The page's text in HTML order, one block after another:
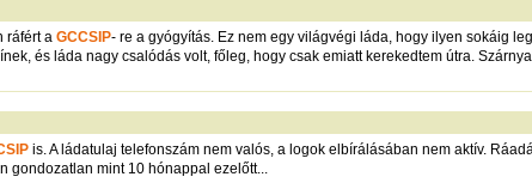
ráfért a GCCSIP- re a gyógyítás. Ez nem egy világvégi láda, hogy ilyen sokáig
és láda nagy csalódás volt, főleg, hogy csak emiatt kerekedtem útra.
is. A ládatulaj telefonszám nem valós, a logok elbírálásában nem aktív.
gondozatlan mint 10 hónappal ezelőtt...